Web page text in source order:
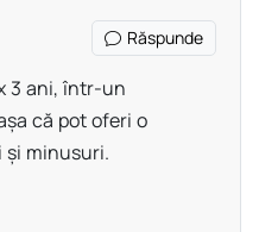
Răspunde
3 ani, într-un
că pot oferi o
și minusuri.